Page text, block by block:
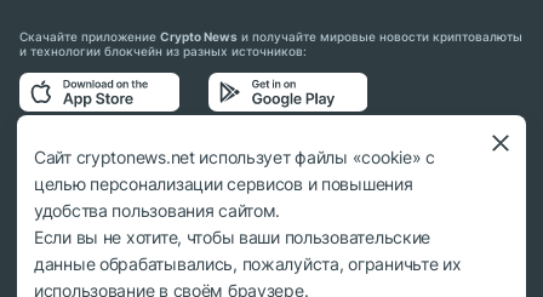
Скачайте приложение Crypto News и получайте мировые новости криптовалюты
и технологии блокчейн из разных источников:
Подписывайтесь на нас в социальных сетях:
© 2018 - 2026 Crypto News. При использовании материалов ссылка на
Сайт cryptonews.net использует файлы «cookie» с
целью персонализации сервисов и повышения
удобства пользования сайтом.
Если вы не хотите, чтобы ваши пользовательские
данные обрабатывались, пожалуйста, ограничьте их
использование в своём браузере.